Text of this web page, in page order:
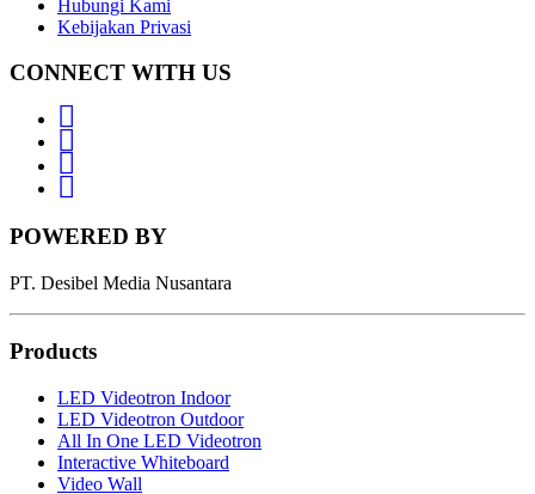
Hubungi Kami
Kebijakan Privasi
CONNECT WITH US
POWERED BY
PT. Desibel Media Nusantara
Products
LED Videotron Indoor
LED Videotron Outdoor
All In One LED Videotron
Interactive Whiteboard
Video Wall